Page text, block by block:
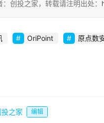
：创投之家，转载请注明出处：
OriPoint 原点数
投之家 编辑